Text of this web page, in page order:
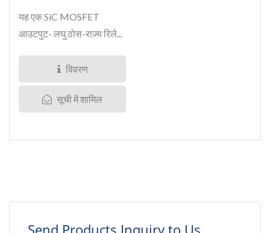
यह एक SiC MOSFET
आउटपुट- लघु ठोस-राज्य रिले...
विवरण
सूची में शामिल